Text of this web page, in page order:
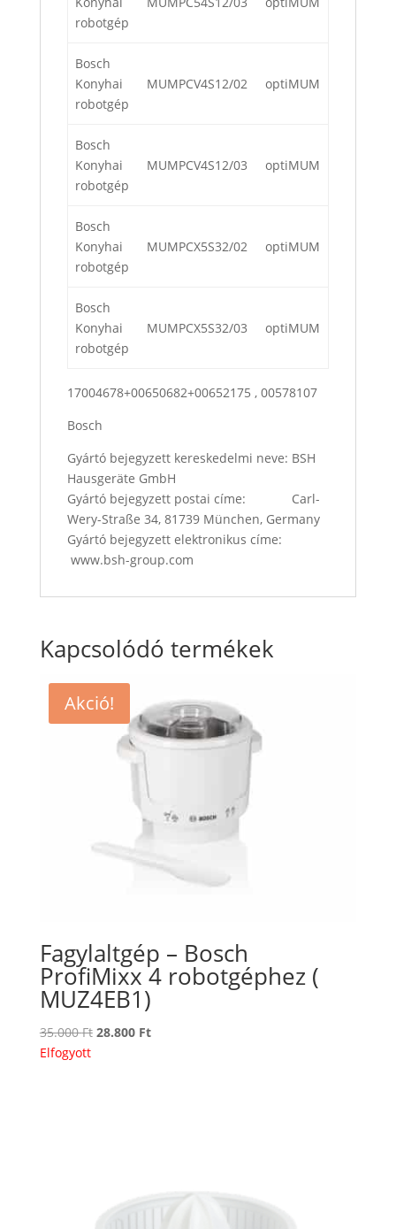
robotgép
Bosch
Konyhai
robotgép
MUMPCV4S12/02 optiMUM
Bosch
Konyhai
robotgép
MUMPCV4S12/03 optiMUM
Bosch
Konyhai
robotgép
MUMPCX5S32/02 optiMUM
Bosch
Konyhai
robotgép
MUMPCX5S32/03 optiMUM
17004678+00650682+00652175 , 00578107
Bosch
Gyártó bejegyzett kereskedelmi neve: BSH
Hausgeräte GmbH
Gyártó bejegyzett postai címe: Carl-
Wery-Straße 34, 81739 München, Germany
Gyártó bejegyzett elektronikus címe:
www.bsh-group.com
Kapcsolódó termékek
Akció!
Fagylaltgép – Bosch
ProfiMixx 4 robotgéphez (
MUZ4EB1)
35.000Ft Original
28.800 FtCurrent
Elfogyott